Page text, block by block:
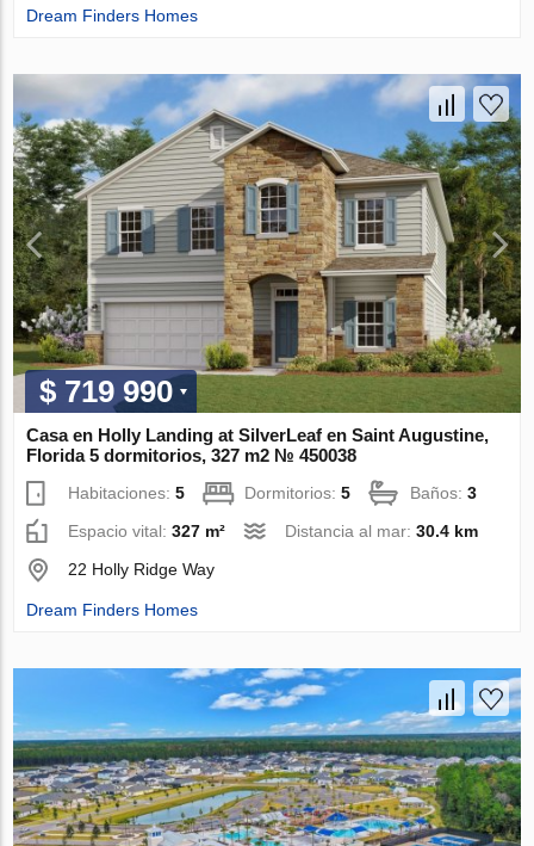
Dream Finders Homes
$ 719 990
Casa en Holly Landing at SilverLeaf en Saint Augustine,
Florida 5 dormitorios, 327 m2 № 450038
Habitaciones:5 Dormitorios:5 Baños:3
Espacio vital:327 m² Distancia al mar:30.4 km
22 Holly Ridge Way
Dream Finders Homes